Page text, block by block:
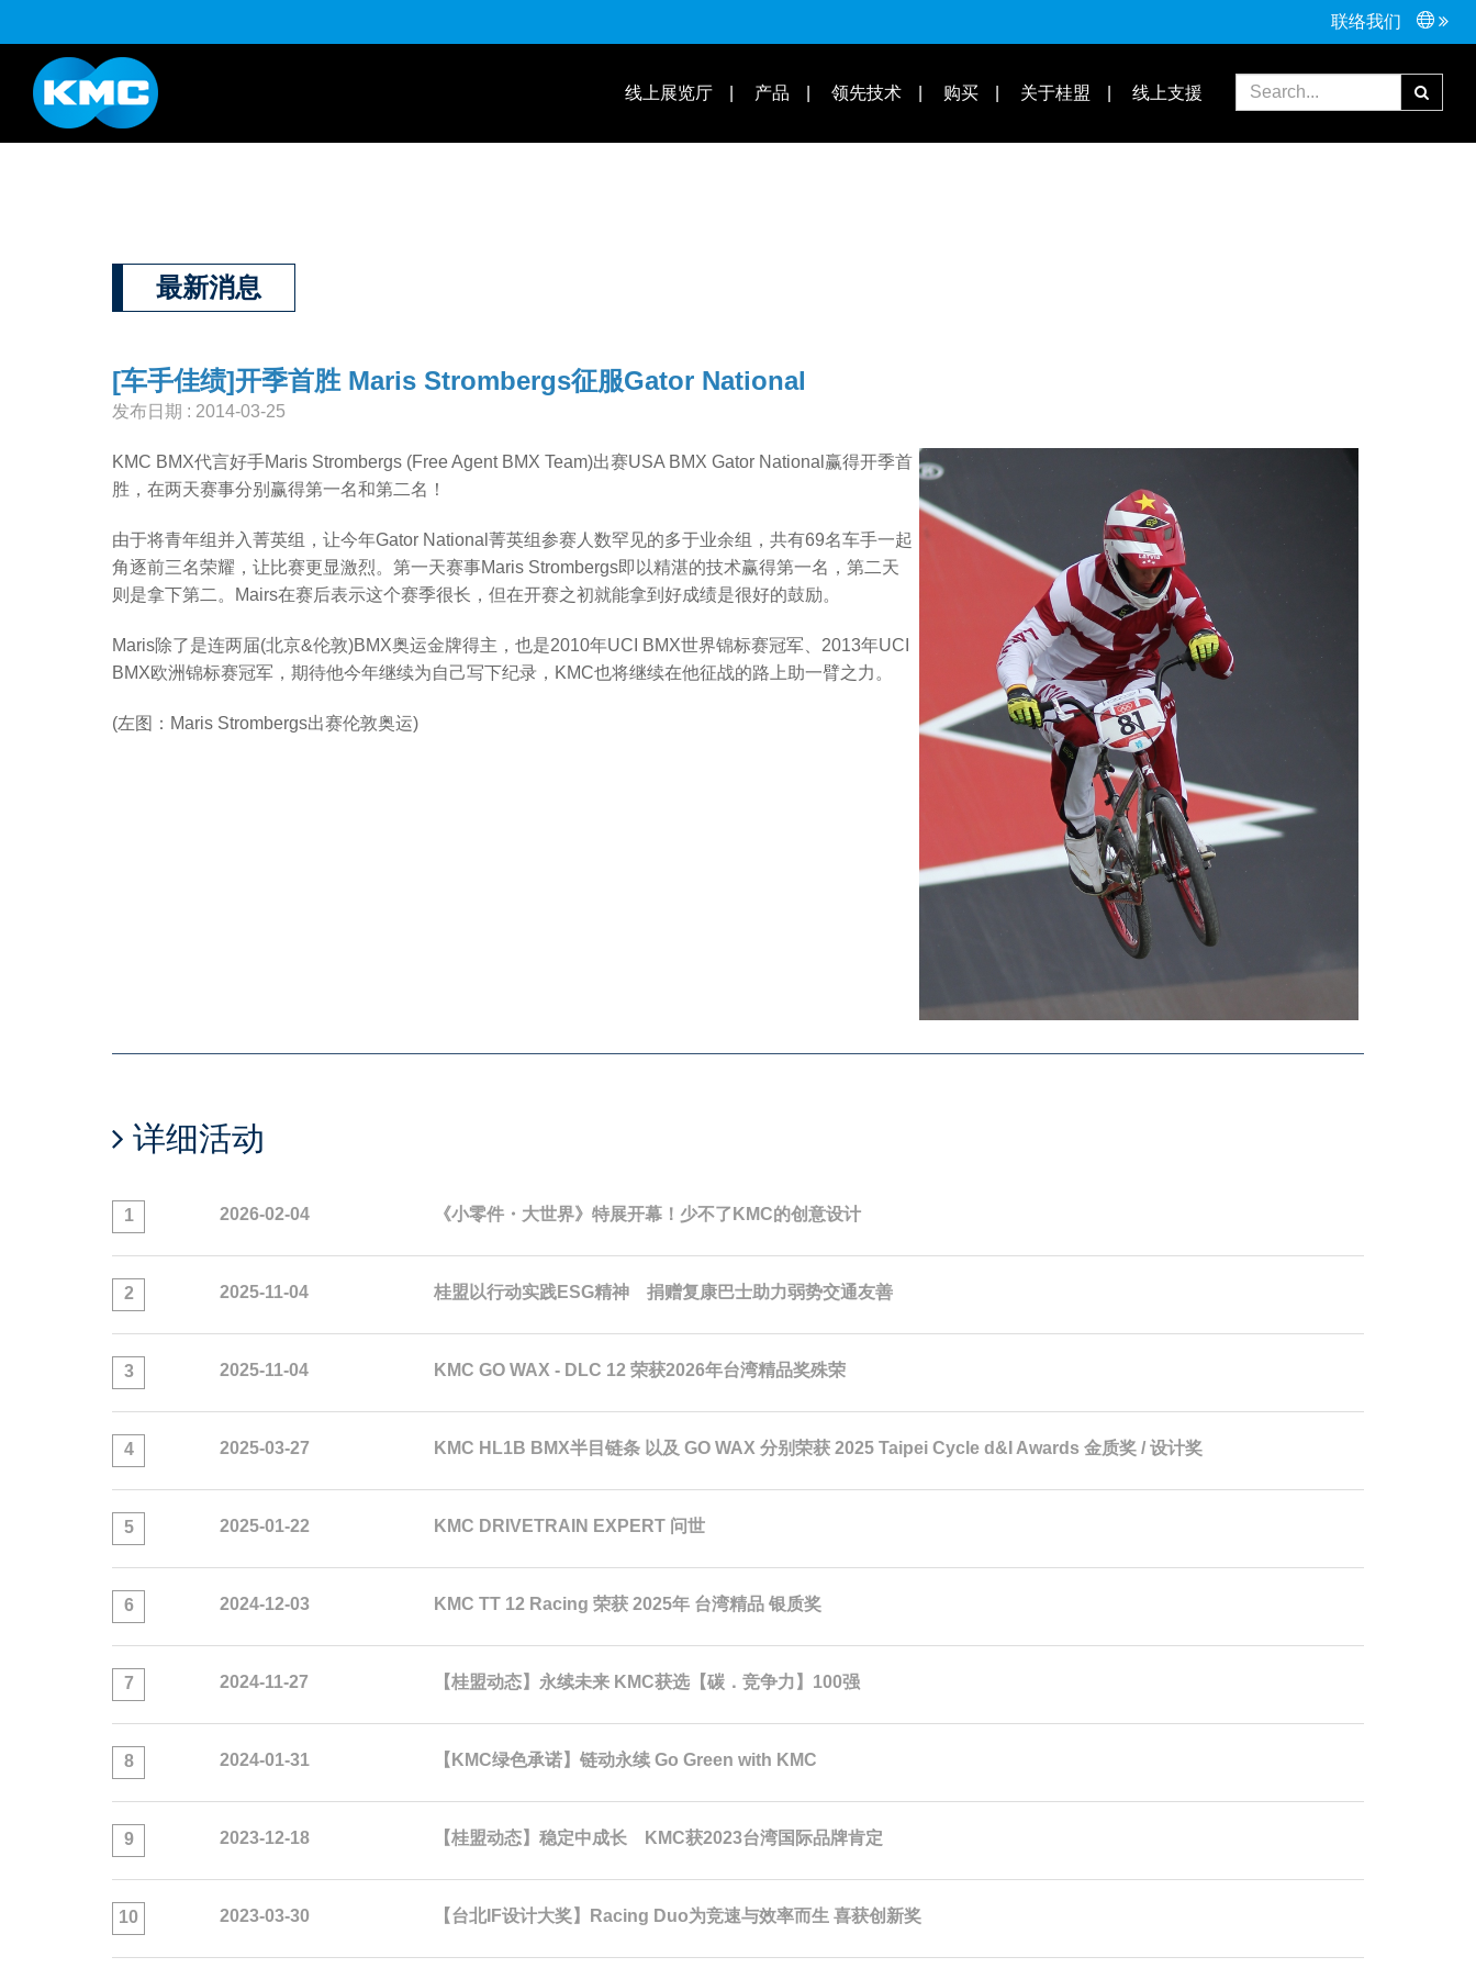
联络我们
线上支援
关于桂盟
购买
领先技术
产品
线上展览厅
K系列 HL半目系列 适用车款
YouTube 操作教学 | 知识库 常见问题 合作伙伴
最新消息
[车手佳绩]开季首胜 Maris Strombergs征服Gator National
发布日期 : 2014-03-25
KMC BMX代言好手Maris Strombergs (Free Agent BMX Team)出赛USA BMX Gator National赢得开季首
胜，在两天赛事分别赢得第一名和第二名！
由于将青年组并入菁英组，让今年Gator National菁英组参赛人数罕见的多于业余组，共有69名车手一起
角逐前三名荣耀，让比赛更显激烈。第一天赛事Maris Strombergs即以精湛的技术赢得第一名，第二天
则是拿下第二。Mairs在赛后表示这个赛季很长，但在开赛之初就能拿到好成绩是很好的鼓励。
Maris除了是连两届(北京&伦敦)BMX奥运金牌得主，也是2010年UCI BMX世界锦标赛冠军、2013年UCI
BMX欧洲锦标赛冠军，期待他今年继续为自己写下纪录，KMC也将继续在他征战的路上助一臂之力。
(左图：Maris Strombergs出赛伦敦奥运)
详细活动
1 2026-02-04 《小零件・大世界》特展开幕！少不了KMC的创意设计
2 2025-11-04 桂盟以行动实践ESG精神 捐赠复康巴士助力弱势交通友善
3 2025-11-04 KMC GO WAX - DLC 12 荣获2026年台湾精品奖殊荣
4 2025-03-27 KMC HL1B BMX半目链条 以及 GO WAX 分别荣获 2025 Taipei Cycle d&I Awards 金质奖 / 设计奖
5 2025-01-22 KMC DRIVETRAIN EXPERT 问世
6 2024-12-03 KMC TT 12 Racing 荣获 2025年 台湾精品 银质奖
7 2024-11-27 【桂盟动态】永续未来 KMC获选【碳．竞争力】100强
8 2024-01-31 【KMC绿色承诺】链动永续 Go Green with KMC
9 2023-12-18 【桂盟动态】稳定中成长 KMC获2023台湾国际品牌肯定
10 2023-03-30 【台北IF设计大奖】Racing Duo为竞速与效率而生 喜获创新奖